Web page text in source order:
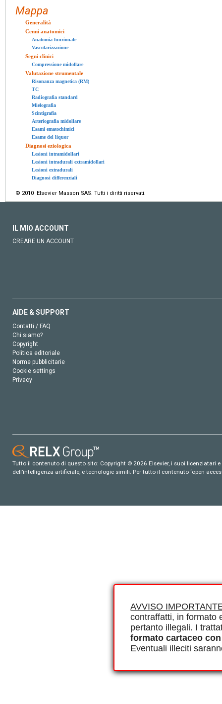
AVVISO
contraffatti, in formato
pertanto illegali. I
formato cartaceo
Eventuali illeciti
Mappa
Generalità
Cenni anatomici
Anatomia funzionale
Vascolarizzazione
Segni clinici
Compressione midollare
Valutazione strumentale
Risonanza magnetica (RM)
TC
Radiografia standard
Mielografia
Scintigrafia
Arteriografia midollare
Esami ematochimici
Esame del liquor
Diagnosi eziologica
Lesioni intramidollari
Lesioni intradurali extramidollari
Lesioni extradurali
Diagnosi differenziali
© 2010 Elsevier Masson SAS. Tutti i diritti riservati.
IL MIO ACCOUNT
CREARE UN ACCOUNT
AIDE & SUPPORT
Contatti / FAQ
Chi siamo?
Copyright
Politica editoriale
Norme pubblicitarie
Cookie settings
Privacy
Tutto il contenuto di questo sito: Copyright © 2026 Elsevier, i suoi
dell’intelligenza artificiale, e tecnologie simili. Per tutto il contenuto ‘open